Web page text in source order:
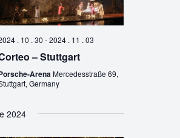
. 10 . 30 -2024 . 11 . 03
– Stuttgart
ArenaMercedesstraße 69,
Germany
2024